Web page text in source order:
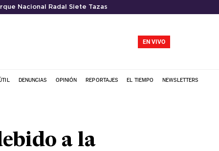
Nacional Radal Siete Tazas
EN VIVO
DENUNCIAS OPINIÓN REPORTAJES EL TIEMPO NEWSLETTERS
a la